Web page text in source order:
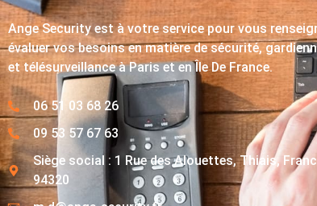
Ange Security est à votre service pour vous
évaluer vos besoins en matière de sécurité,
et télésurveillance à Paris et en Île De France.
06 51 03 68 26
09 53 57 67 63
Siège social : 1 Rue des Alouettes, Thiais,
94320